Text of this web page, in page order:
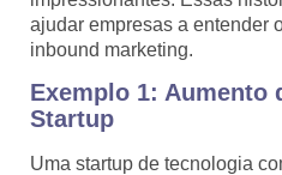
ajudar empresas a entender
inbound marketing.
Exemplo 1: Aumento
Startup
Uma startup de tecnologia